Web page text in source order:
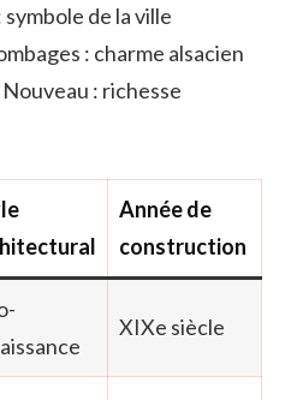
de la ville
: charme alsacien
: richesse
Année de
construction
XIXe siècle